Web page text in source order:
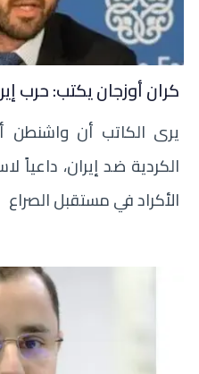
كران أوزجان يكتب: حرب
يرى الكاتب أن واشنطن
الكردية ضد إيران، داعياً
الأكراد في مستقبل الصراع